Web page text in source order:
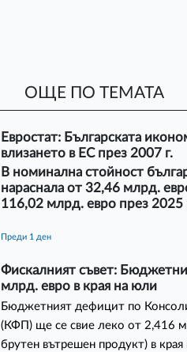
ОЩЕ ПО ТЕМАТА
Евростат: Българската
влизането в ЕС през 2007 г.
В номинална стойност
нараснала от 32,46 млрд.
116,02 млрд. евро през 2025
преди 1 ден
Фискалният съвет:
млрд. евро в края на юли
Бюджетният дефицит по
(КФП) ще се свие леко от 2,416
брутен вътрешен продукт) в